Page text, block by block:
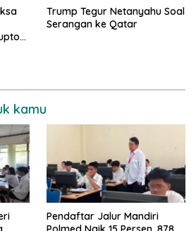
Trump Tegur Netanyahu Soal
Serangan ke Qatar
kamu
Pendaftar Jalur Mandiri